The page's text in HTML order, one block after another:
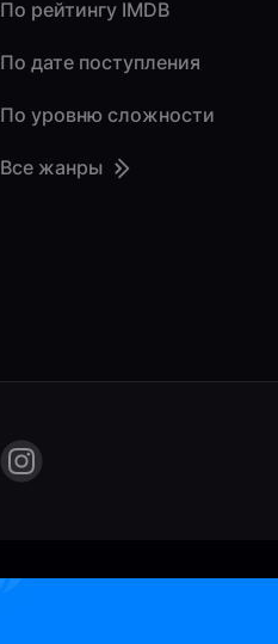
По рейтингу IMDB
По дате поступления
По уровню сложности
Все жанры